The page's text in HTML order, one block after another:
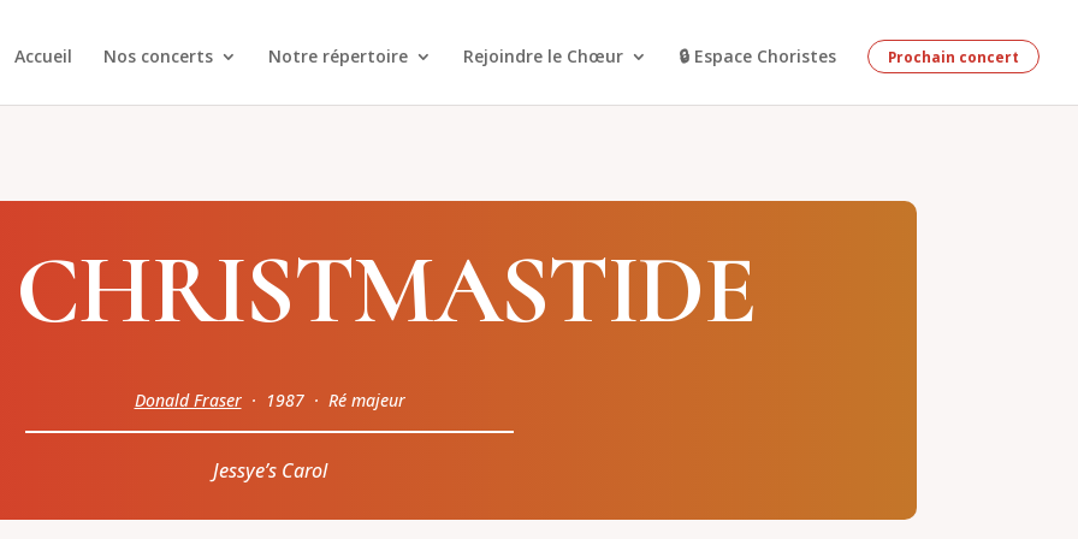
Accueil Nos concerts Notre répertoire Rejoindre le Chœur 🔒 Espace Choristes Prochain concert
Donald Fraser· 1987 · Ré majeur
Jessye’s Carol